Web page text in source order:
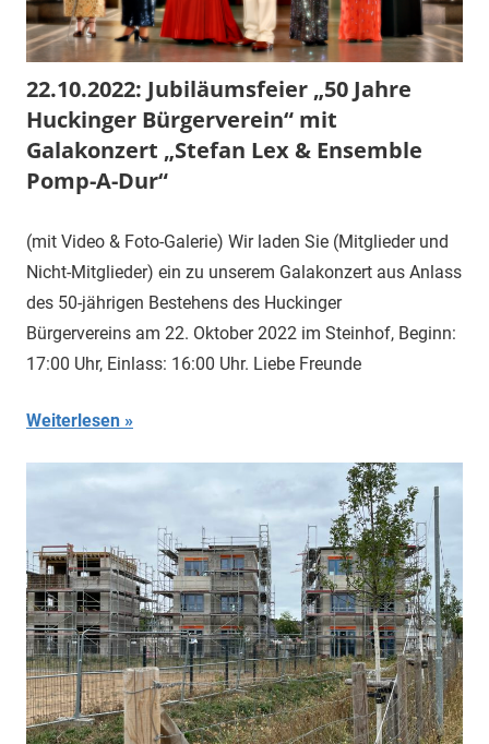
22.10.2022: Jubiläumsfeier „50 Jahre
Huckinger Bürgerverein“ mit
Galakonzert „Stefan Lex & Ensemble
Pomp-A-Dur“
(mit Video & Foto-Galerie) Wir laden Sie (Mitglieder und
Nicht-Mitglieder) ein zu unserem Galakonzert aus Anlass
des 50-jährigen Bestehens des Huckinger
Bürgervereins am 22. Oktober 2022 im Steinhof, Beginn:
17:00 Uhr, Einlass: 16:00 Uhr. Liebe Freunde
Weiterlesen